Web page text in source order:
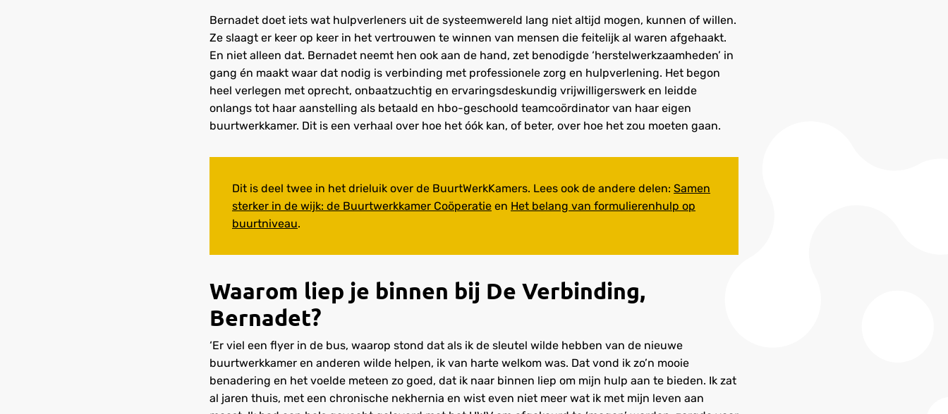
Bernadet doet iets wat hulpverleners uit de systeemwereld lang niet altijd mogen, kunnen of willen.
Ze slaagt er keer op keer in het vertrouwen te winnen van mensen die feitelijk al waren afgehaakt.
En niet alleen dat. Bernadet neemt hen ook aan de hand, zet benodigde ‘herstelwerkzaamheden’ in
gang én maakt waar dat nodig is verbinding met professionele zorg en hulpverlening. Het begon
heel verlegen met oprecht, onbaatzuchtig en ervaringsdeskundig vrijwilligerswerk en leidde
onlangs tot haar aanstelling als betaald en hbo-geschoold teamcoördinator van haar eigen
buurtwerkkamer. Dit is een verhaal over hoe het óók kan, of beter, over hoe het zou moeten gaan.
Dit is deel twee in het drieluik over de BuurtWerkKamers. Lees ook de andere delen: Samen
sterker in de wijk: de Buurtwerkkamer Coöperatie en Het belang van formulierenhulp op
buurtniveau.
Waarom liep je binnen bij De Verbinding,
Bernadet?
‘Er viel een flyer in de bus, waarop stond dat als ik de sleutel wilde hebben van de nieuwe
buurtwerkkamer en anderen wilde helpen, ik van harte welkom was. Dat vond ik zo’n mooie
benadering en het voelde meteen zo goed, dat ik naar binnen liep om mijn hulp aan te bieden. Ik zat
al jaren thuis, met een chronische nekhernia en wist even niet meer wat ik met mijn leven aan